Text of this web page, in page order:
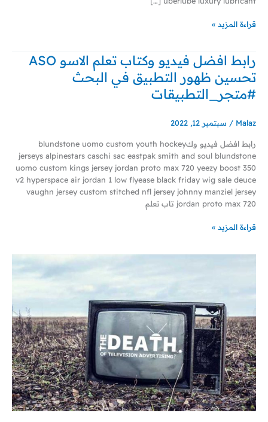
قراءة المزيد »
رابط افضل فيديو وكتاب تعلم الاسو ASO
تحسين ظهور التطبيق في البحث
#متجر_التطبيقات
Malaz
/ سبتمبر 12, 2022
رابط افضل فيديو وكblundstone uomo custom youth hockey
jerseys alpinestars caschi sac eastpak smith and soul blundstone
uomo custom kings jersey jordan proto max 720 yeezy boost 350
v2 hyperspace air jordan 1 low flyease black friday wig sale deuce
vaughn jersey custom stitched nfl jersey johnny manziel jersey
jordan proto max 720 تاب تعلم
رابط
افضل
فيديو
وكتاب
تحسين
ظهور
التطبيق
في
البحث
#متجر_التطبيقات
قراءة المزيد »
تجاري